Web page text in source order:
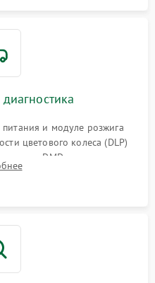
и модуле розжига
цветового колеса (DLP)
DMD-чипа, датчиков
мультиметра и